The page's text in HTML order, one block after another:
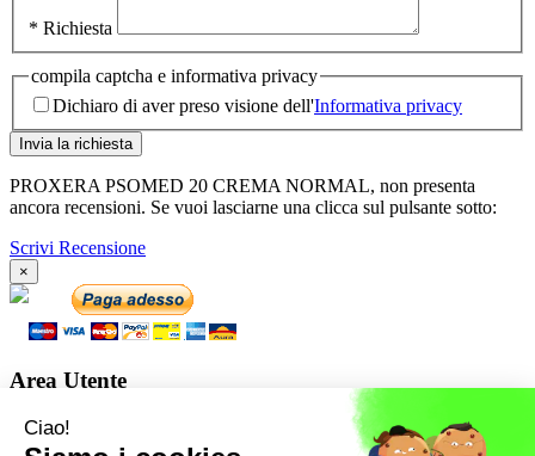
* Richiesta
compila captcha e informativa privacy
Dichiaro di aver preso visione dell'Informativa privacy
PROXERA PSOMED 20 CREMA NORMAL, non presenta
ancora recensioni. Se vuoi lasciarne una clicca sul pulsante sotto:
Scrivi Recensione
×
Area Utente
Iscrizione alla Newsletter
Contatti